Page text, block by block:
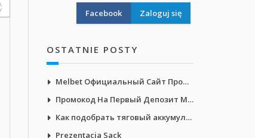
Facebook
OSTATNIE POSTY
Melbet Официальный Сайт Промокод: WAP200
Промокод На Первый Депозит Мелбет: WAP200
Как подобрать тяговый аккумулятор
Prezentacja Sack